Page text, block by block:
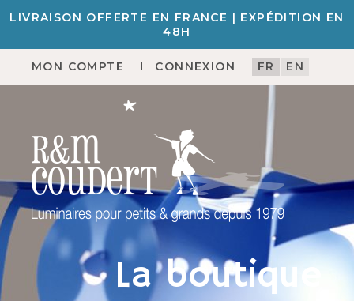
LIVRAISON OFFERTE EN FRANCE | EXPÉDITION EN
48H
MON COMPTE CONNEXION FR EN
La boutique